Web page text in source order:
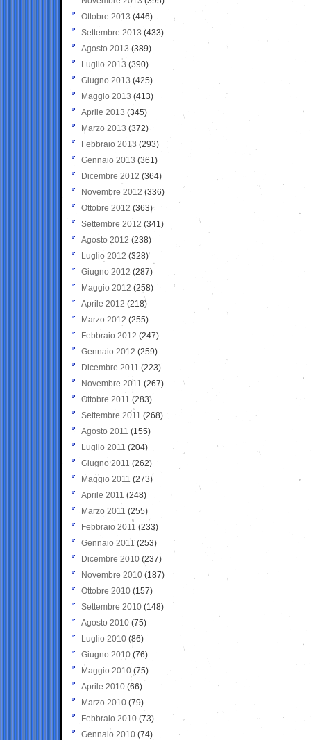
Ottobre 2013 (446)
Settembre 2013 (433)
Agosto 2013 (389)
Luglio 2013 (390)
Giugno 2013 (425)
Maggio 2013 (413)
Aprile 2013 (345)
Marzo 2013 (372)
Febbraio 2013 (293)
Gennaio 2013 (361)
Dicembre 2012 (364)
Novembre 2012 (336)
Ottobre 2012 (363)
Settembre 2012 (341)
Agosto 2012 (238)
Luglio 2012 (328)
Giugno 2012 (287)
Maggio 2012 (258)
Aprile 2012 (218)
Marzo 2012 (255)
Febbraio 2012 (247)
Gennaio 2012 (259)
Dicembre 2011 (223)
Novembre 2011 (267)
Ottobre 2011 (283)
Settembre 2011 (268)
Agosto 2011 (155)
Luglio 2011 (204)
Giugno 2011 (262)
Maggio 2011 (273)
Aprile 2011 (248)
Marzo 2011 (255)
Febbraio 2011 (233)
Gennaio 2011 (253)
Dicembre 2010 (237)
Novembre 2010 (187)
Ottobre 2010 (157)
Settembre 2010 (148)
Agosto 2010 (75)
Luglio 2010 (86)
Giugno 2010 (76)
Maggio 2010 (75)
Aprile 2010 (66)
Marzo 2010 (79)
Febbraio 2010 (73)
Gennaio 2010 (74)